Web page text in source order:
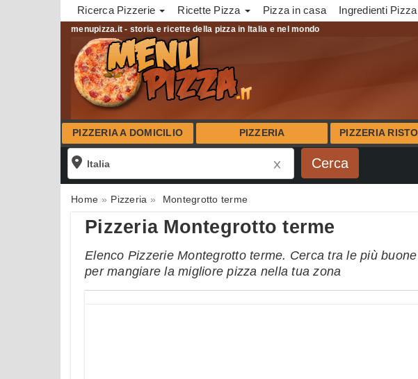
Ricerca Pizzerie Ricette Pizza Pizza in casa Ingredienti Pizza
menupizza.it - storia e ricette della pizza in Italia e nel mondo
PIZZERIA A DOMICILIO PIZZERIA PIZZERIA
Home Pizzeria Montegrotto terme
Pizzeria Montegrotto terme
Elenco Pizzerie Montegrotto terme. Cerca tra le più
per mangiare la migliore pizza nella tua zona